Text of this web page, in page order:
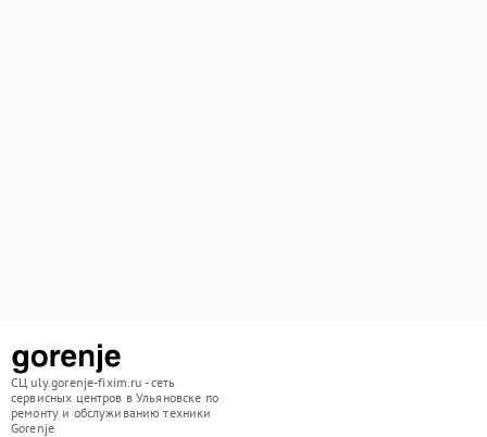
СЦ uly.gorenje-fixim.ru - сеть
сервисных центров в Ульяновске по
ремонту и обслуживанию техники
Gorenje